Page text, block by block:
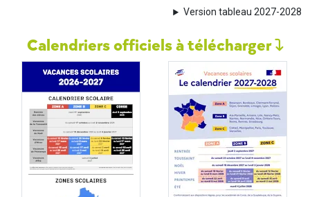
Version tableau 2027-2028
Calendriers officiels à télécharger